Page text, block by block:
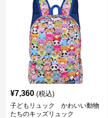
¥7,360 (税込)
子どもリュック かわいい動物
たちのキッズリュック